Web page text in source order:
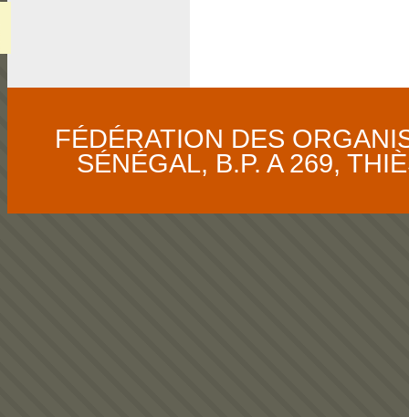
FÉDÉRATION DES
SÉNÉGAL, B.P. A 269,